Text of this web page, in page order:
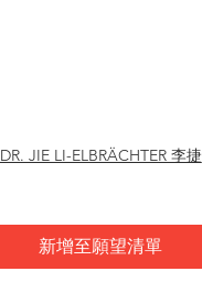
DR. JIE LI-ELBRÄCHTER 李捷
新增至願望清單